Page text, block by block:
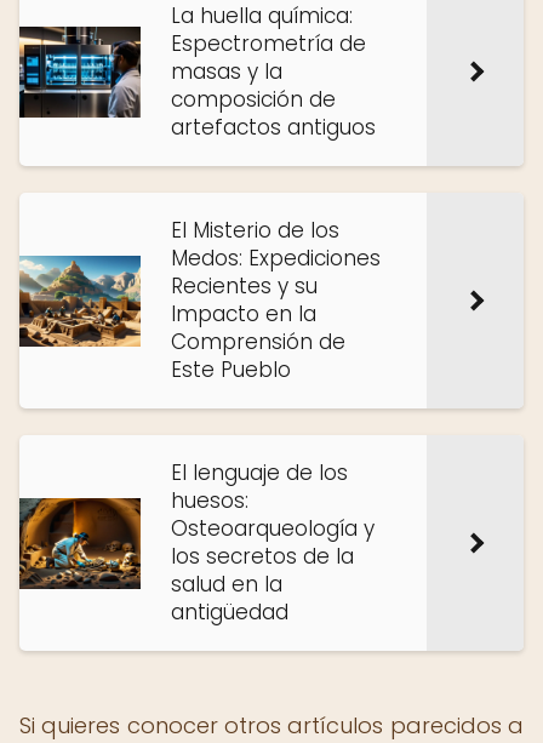
La huella química:
Espectrometría de
masas y la
composición de
artefactos antiguos
El Misterio de los
Medos: Expediciones
Recientes y su
Impacto en la
Comprensión de
Este Pueblo
El lenguaje de los
huesos:
Osteoarqueología y
los secretos de la
salud en la
antigüedad
Si quieres conocer otros artículos parecidos a